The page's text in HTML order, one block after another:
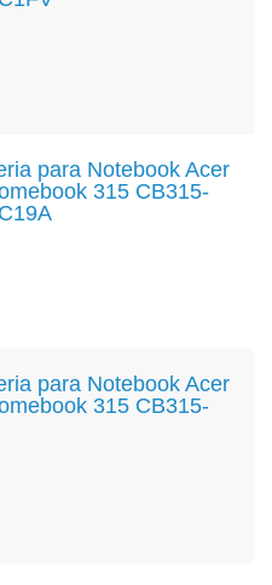
para Notebook Acer
315 CB315-
para Notebook Acer
315 CB315-